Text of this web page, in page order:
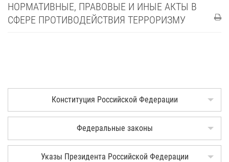
НОРМАТИВНЫЕ, ПРАВОВЫЕ И ИНЫЕ АКТЫ В
СФЕРЕ ПРОТИВОДЕЙСТВИЯ ТЕРРОРИЗМУ
Конституция Российской Федерации
Федеральные законы
Указы Президента Российской Федерации